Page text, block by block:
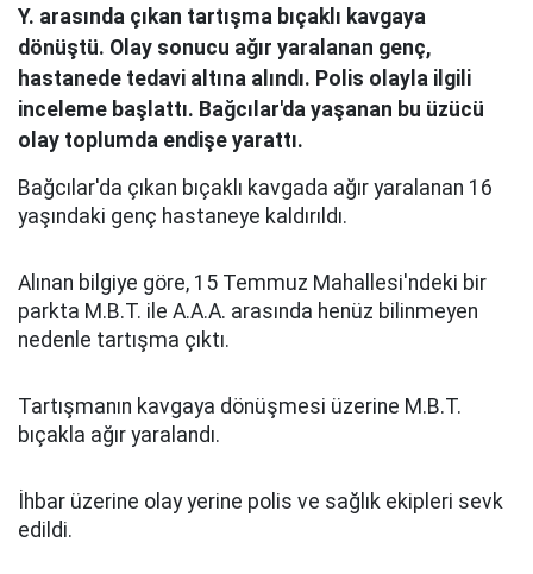
Y. arasında çıkan tartışma bıçaklı kavgaya
dönüştü. Olay sonucu ağır yaralanan genç,
hastanede tedavi altına alındı. Polis olayla ilgili
inceleme başlattı. Bağcılar'da yaşanan bu üzücü
olay toplumda endişe yarattı.
Bağcılar'da çıkan bıçaklı kavgada ağır yaralanan 16
yaşındaki genç hastaneye kaldırıldı.
Alınan bilgiye göre, 15 Temmuz Mahallesi'ndeki bir
parkta M.B.T. ile A.A.A. arasında henüz bilinmeyen
nedenle tartışma çıktı.
Tartışmanın kavgaya dönüşmesi üzerine M.B.T.
bıçakla ağır yaralandı.
İhbar üzerine olay yerine polis ve sağlık ekipleri sevk
edildi.